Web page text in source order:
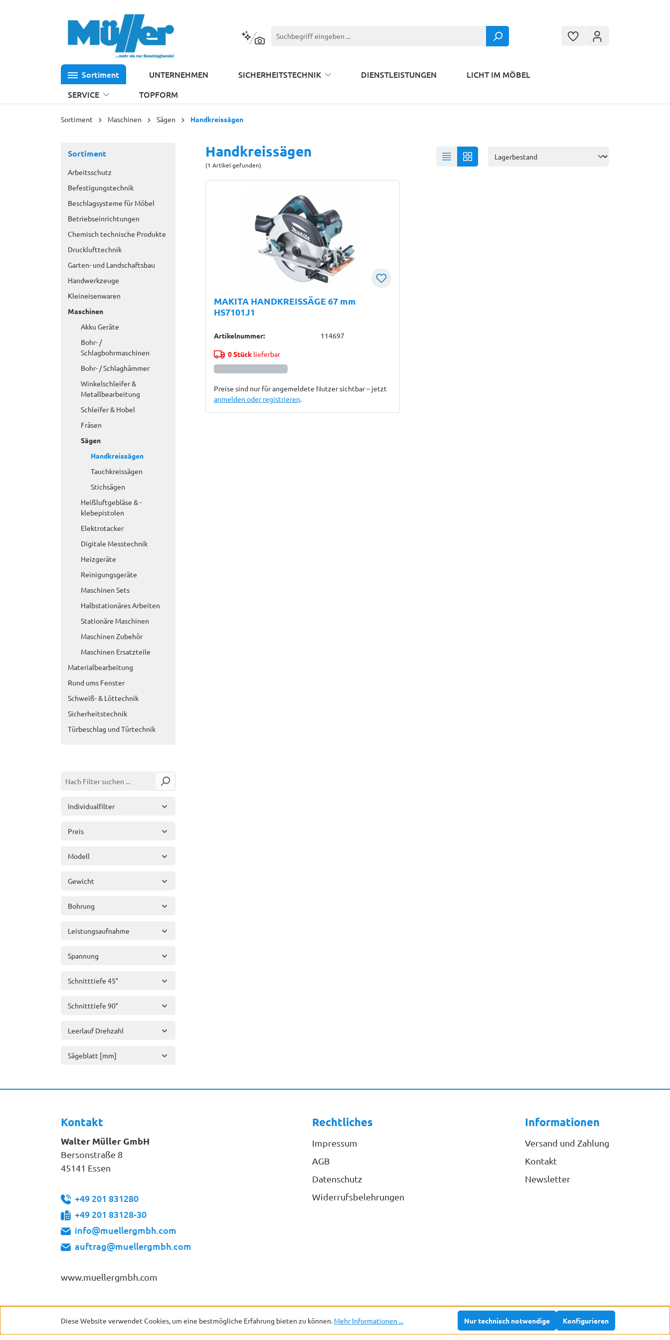
Kontextbasierte Suche
Sortiment UNTERNEHMEN SICHERHEITSTECHNIK DIENSTLEISTUNGEN
LICHT IM MÖBEL
SERVICE
TOPFORM
Sortiment Maschinen Sägen Handkreissägen
Sortiment
Arbeitsschutz
Befestigungstechnik
Beschlagsysteme für Möbel
Betriebseinrichtungen
Chemisch technische Produkte
Drucklufttechnik
Garten- und Landschaftsbau
Handwerkzeuge
Kleineisenwaren
Maschinen
Akku Geräte
Bohr- /
Schlagbohrmaschinen
Bohr- / Schlaghämmer
Winkelschleifer &
Metallbearbeitung
Schleifer & Hobel
Fräsen
Sägen
Handkreissägen
Tauchkreissägen
Stichsägen
Heißluftgebläse & -
klebepistolen
Elektrotacker
Digitale Messtechnik
Heizgeräte
Reinigungsgeräte
Maschinen Sets
Halbstationäres Arbeiten
Stationäre Maschinen
Maschinen Zubehör
Maschinen Ersatzteile
Materialbearbeitung
Rund ums Fenster
Schweiß- & Löttechnik
Sicherheitstechnik
Türbeschlag und Türtechnik
Individualfilter
Preis
Modell
Gewicht
Bohrung
Leistungsaufnahme
Spannung
Schnitttiefe 45°
Schnitttiefe 90°
Leerlauf Drehzahl
Sägeblatt [mm]
Handkreissägen
(1 Artikel gefunden)
MAKITA HANDKREISSÄGE 67 mm
HS7101J1
Artikelnummer: 114697
0 Stücklieferbar
Preise sind nur für angemeldete Nutzer sichtbar – jetzt
anmelden oder registrieren.
Kontakt
Walter Müller GmbH
Bersonstraße 8
45141 Essen
+49 201 831280
+49 201 83128-30
info@muellergmbh.com
auftrag@muellergmbh.com
www.muellergmbh.com
Rechtliches
Impressum
AGB
Datenschutz
Widerrufsbelehrungen
Informationen
Versand und Zahlung
Kontakt
Newsletter
und ggf. Nachnahmegebühren, wenn nicht anders angegeben.
Diese Website verwendet Cookies, um eine bestmögliche Erfahrung bieten zu können. Mehr Informationen ... Nur technisch notwendige Konfigurieren